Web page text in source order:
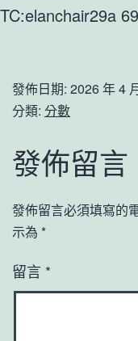
TC:elanchair29a
發佈日期: 2026 年 4
分類: 分數
發佈留言
發佈留言必須填寫的
示為 *
留言 *